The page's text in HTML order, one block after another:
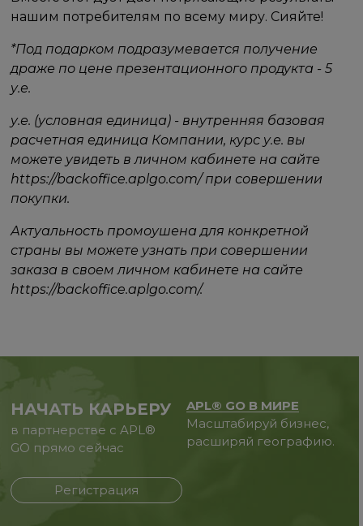
нашим потребителям по всему миру. Сияйте!
*Под подарком подразумевается получение
драже по цене презентационного продукта - 5
у.е.
у.е. (условная единица) - внутренняя базовая
расчетная единица Компании, курс у.е. вы
можете увидеть в личном кабинете на сайте
https://backoffice.aplgo.com/ при совершении
покупки.
Актуальность промоушена для конкретной
страны вы можете узнать при совершении
заказа в своем личном кабинете на сайте
https://backoffice.aplgo.com/.
НАЧАТЬ КАРЬЕРУ
в партнерстве с APL®
GO прямо сейчас
Регистрация
APL® GO В МИРЕ
Масштабируй бизнес,
расширяй географию.